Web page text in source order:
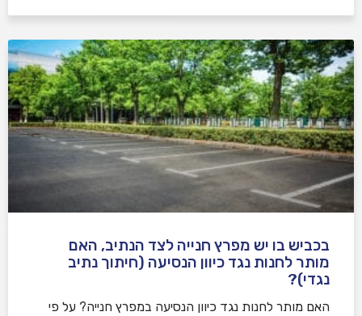
בכביש בו יש מפרץ חנייה לצד הנתיב, האם
מותר לחנות נגד כיוון הנסיעה (חיתוך נתיב
נגדי)?
האם מותר לחנות נגד כיוון הנסיעה במפרץ חנייה? על פי